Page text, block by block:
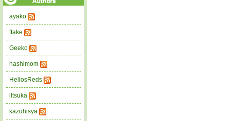
ayako
ftake
Geeko
hashimom
HeliosReds
iltsuka
kazuhisya